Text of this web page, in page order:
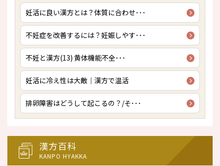
妊活に良い漢方とは？体質に合わせ･･･
不妊症を改善するには？妊娠しやす･･･
不妊と漢方(13) 黄体機能不全･･･
妊活に冷え性は大敵｜漢方で温活
排卵障害はどうして起こるの？/そ･･･
漢方百科
KANPO HYAKKA